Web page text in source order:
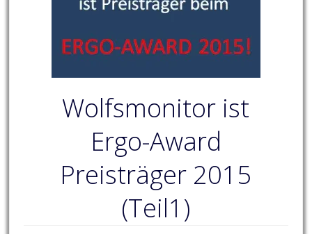
Wolfsmonitor ist
Ergo-Award
Preisträger 2015
(Teil1)